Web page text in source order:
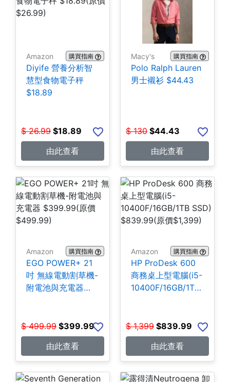
Amazon 購買指南
Diyife 營養分析智
慧型食物電子秤
$18.89
$ 26.99 $18.89
由此查看
Macy's 購買指南
Polo Ralph Lauren
男士襯衫 $44.43
$ 130 $44.43
由此查看
Amazon 購買指南
EGO POWER+ 21
吋 無線電動割草機-
附電池與充電器
$ 499.99 $399.99
由此查看
Amazon 購買指南
HP ProDesk 600
商務桌上型電腦(i5-
10400F/16GB/1TB
$ 1,399 $839.99
由此查看